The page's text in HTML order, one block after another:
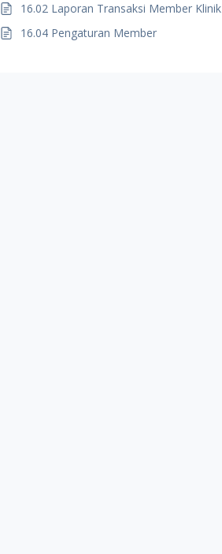
16.02 Laporan Transaksi Member Klinik
16.04 Pengaturan Member